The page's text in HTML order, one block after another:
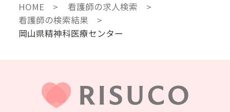
HOME
看護師の求人検索
看護師の検索結果
岡山県精神科医療センター